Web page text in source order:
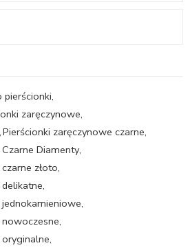
pierścionki,
zaręczynowe,
,Pierścionki zaręczynowe czarne,
Diamenty,
złoto,
,
,
,
,